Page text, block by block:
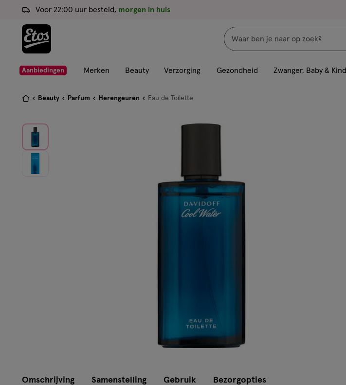
ga
de
hoofd
ga
de
naar
footer
Voor 22:00 uur besteld, morgen in huis
Zoeken
met
zoekopties
Aanbiedingen Merken Beauty Verzorging Gezondheid Zwanger, Baby & Kind
Je
hier:
Beauty Parfum Herengeuren Eau de Toilette
Omschrijving Samenstelling Gebruik Bezorgopties